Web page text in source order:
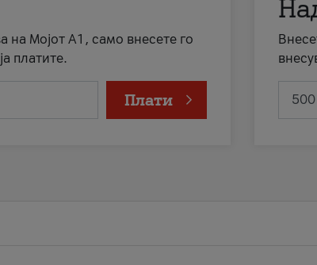
на Мојот А1, само внесете го
платите.
Плати